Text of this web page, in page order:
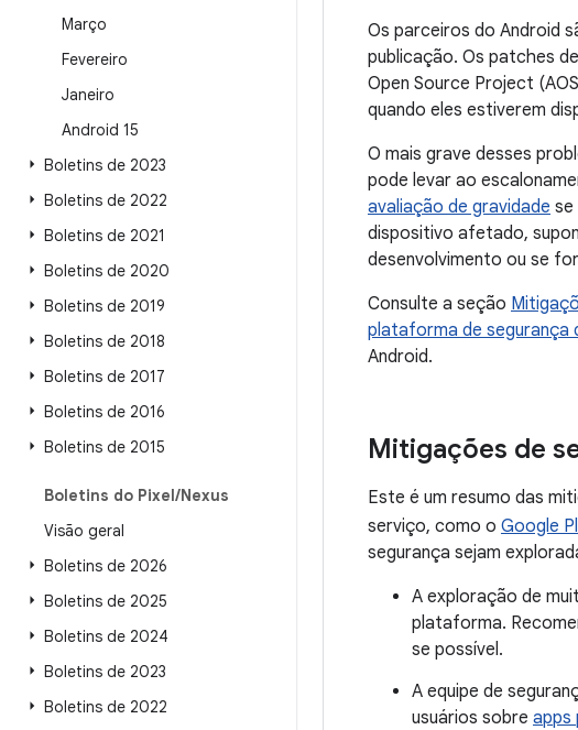
Março
Fevereiro
Janeiro
Android 15
Boletins de 2023
Boletins de 2022
Boletins de 2021
Boletins de 2020
Boletins de 2019
Boletins de 2018
Boletins de 2017
Boletins de 2016
Boletins de 2015
Boletins do Pixel/Nexus
Visão geral
Boletins de 2026
Boletins de 2025
Boletins de 2024
Boletins de 2023
Boletins de 2022
Os parceiros do Android
publicação. Os patches
Open Source Project
quando eles estiverem
O mais grave desses
pode levar ao
avaliação de gravidade se
dispositivo afetado,
desenvolvimento ou se
Consulte a seção
plataforma de segurança
Android.
Mitigações de
Este é um resumo das
serviço, como o Google
segurança sejam
A exploração de
plataforma.
se possível.
A equipe de
usuários sobre apps